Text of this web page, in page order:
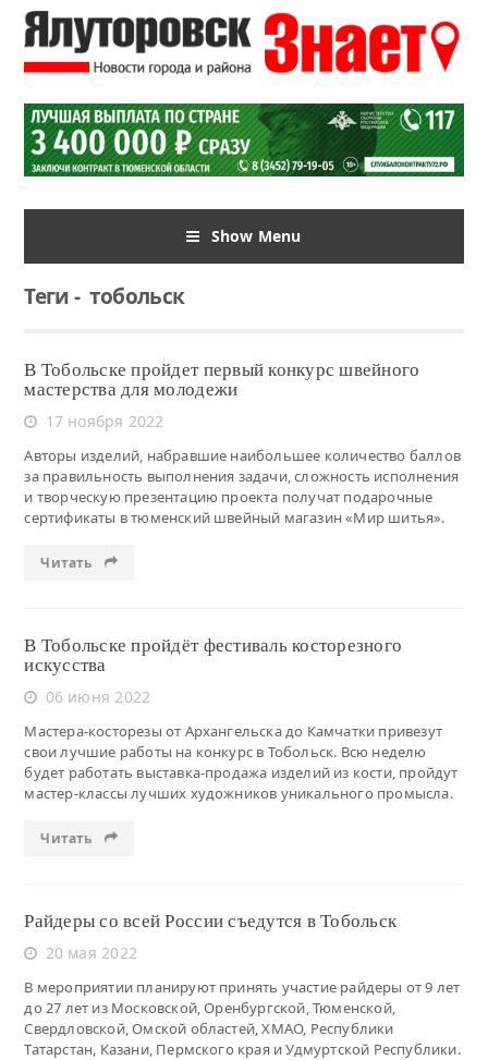
Show Menu
Теги-тобольск
В Тобольске пройдет первый конкурс швейного
мастерства для молодежи
17 ноября 2022
Авторы изделий, набравшие наибольшее количество баллов
за правильность выполнения задачи, сложность исполнения
и творческую презентацию проекта получат подарочные
сертификаты в тюменский швейный магазин «Мир шитья».
Читать
В Тобольске пройдёт фестиваль косторезного
искусства
06 июня 2022
Мастера-косторезы от Архангельска до Камчатки привезут
свои лучшие работы на конкурс в Тобольск. Всю неделю
будет работать выставка-продажа изделий из кости, пройдут
мастер-классы лучших художников уникального промысла.
Читать
Райдеры со всей России съедутся в Тобольск
20 мая 2022
В мероприятии планируют принять участие райдеры от 9 лет
до 27 лет из Московской, Оренбургской, Тюменской,
Свердловской, Омской областей, ХМАО, Республики
Татарстан, Казани, Пермского края и Удмуртской Республики.